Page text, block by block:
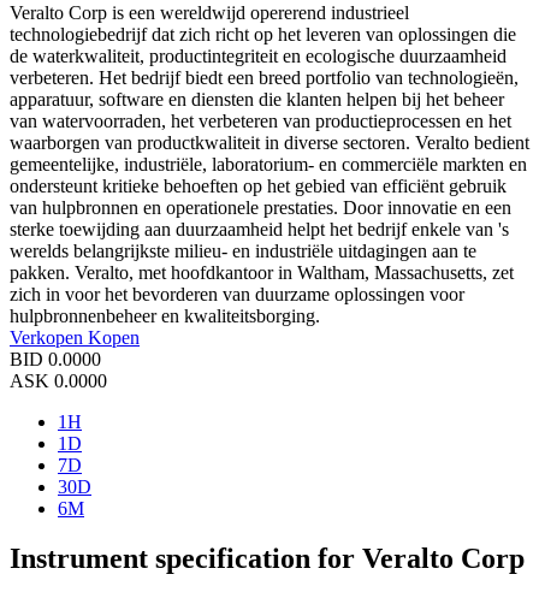
Veralto Corp is een wereldwijd opererend industrieel
technologiebedrijf dat zich richt op het leveren van oplossingen die
de waterkwaliteit, productintegriteit en ecologische duurzaamheid
verbeteren. Het bedrijf biedt een breed portfolio van technologieën,
apparatuur, software en diensten die klanten helpen bij het beheer
van watervoorraden, het verbeteren van productieprocessen en het
waarborgen van productkwaliteit in diverse sectoren. Veralto bedient
gemeentelijke, industriële, laboratorium- en commerciële markten en
ondersteunt kritieke behoeften op het gebied van efficiënt gebruik
van hulpbronnen en operationele prestaties. Door innovatie en een
sterke toewijding aan duurzaamheid helpt het bedrijf enkele van 's
werelds belangrijkste milieu- en industriële uitdagingen aan te
pakken. Veralto, met hoofdkantoor in Waltham, Massachusetts, zet
zich in voor het bevorderen van duurzame oplossingen voor
hulpbronnenbeheer en kwaliteitsborging.
Verkopen Kopen
BID 0.0000
ASK 0.0000
1H
1D
7D
30D
6M
Instrument specification for Veralto Corp